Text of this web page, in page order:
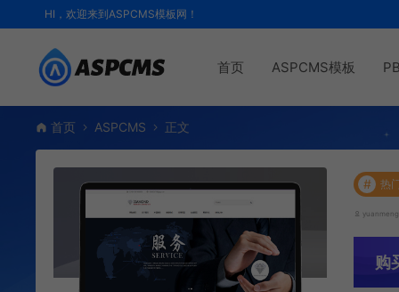
HI，欢迎来到ASPCMS模板网！
首页 ASPCMS模板
首页 ASPCMS 正文
# 热
yuanmeng
购